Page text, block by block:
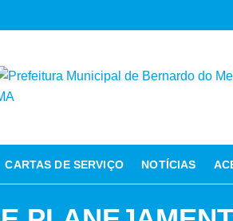
CARTAS DE SERVIÇO NOTÍCIAS